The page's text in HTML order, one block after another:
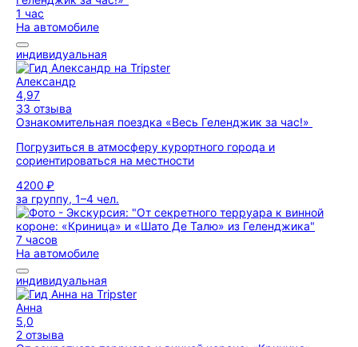
1 час
На автомобиле
индивидуальная
Александр
4,97
33 отзыва
Ознакомительная поездка «Весь Геленджик за час!»
Погрузиться в атмосферу курортного города и
сориентироваться на местности
4200 ₽
за группу, 1–4 чел.
7 часов
На автомобиле
индивидуальная
Анна
5,0
2 отзыва